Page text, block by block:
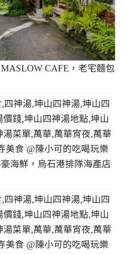
MASLOW CAFE，老宅麵包
豪海鮮，烏石港排隊海產店